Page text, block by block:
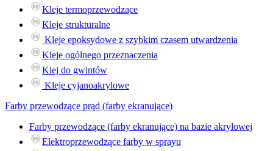
Kleje termoprzewodzące
Kleje strukturalne
Kleje epoksydowe z szybkim czasem utwardzenia
Kleje ogólnego przeznaczenia
Klej do gwintów
Kleje cyjanoakrylowe
Farby przewodzące prąd (farby ekranujące)
Farby przewodzące (farby ekranujące) na bazie akrylowej
Elektroprzewodzące farby w sprayu